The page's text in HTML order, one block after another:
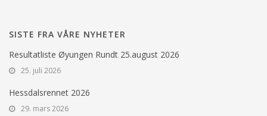
SISTE FRA VÅRE NYHETER
Resultatliste Øyungen Rundt 25.august 2026
25. juli 2026
Hessdalsrennet 2026
29. mars 2026